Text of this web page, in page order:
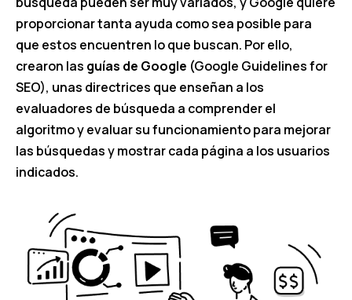
proporcionar tanta ayuda como sea posible para
que estos encuentren lo que buscan. Por ello,
crearon las guías de Google (Google Guidelines for
SEO), unas directrices que enseñan a los
evaluadores de búsqueda a comprender el
algoritmo y evaluar su funcionamiento para mejorar
las búsquedas y mostrar cada página a los usuarios
indicados.